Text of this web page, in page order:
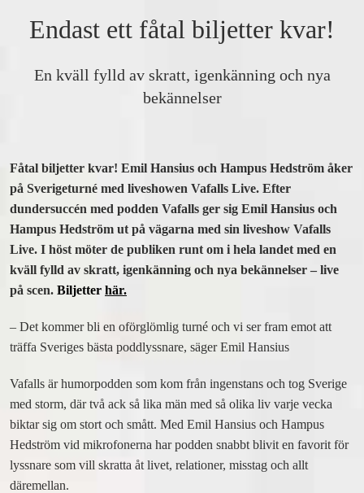
BOKA BORD
FAKTA A-Ö
RIVALBLOGGEN
VÅRA RUM OCH SVITER
BOKA RUM
FRUKOSTBUFFÉ
ROOM SERVICE
ALLT OM VÅRA RUM
PAKET OCH ERBJUDANDEN
MAT & DRYCK
FRUKOST EXTERNA GÄSTER
BOKA BORD
WATSON’S BAR
COCKTAILBAREN
Endast ett fåtal biljetter kvar!
En kväll fylld av skratt, igenkänning och nya
bekännelser
Fåtal biljetter kvar! Emil Hansius och Hampus Hedström åker
på Sverigeturné med liveshowen Vafalls Live. Efter
dundersuccén med podden Vafalls ger sig Emil Hansius och
Hampus Hedström ut på vägarna med sin liveshow Vafalls
Live. I höst möter de publiken runt om i hela landet med en
kväll fylld av skratt, igenkänning och nya bekännelser – live
på scen. Biljetter här.
– Det kommer bli en oförglömlig turné och vi ser fram emot att
träffa Sveriges bästa poddlyssnare, säger Emil Hansius
Vafalls är humorpodden som kom från ingenstans och tog Sverige
med storm, där två ack så lika män med så olika liv varje vecka
biktar sig om stort och smått. Med Emil Hansius och Hampus
Hedström vid mikrofonerna har podden snabbt blivit en favorit för
lyssnare som vill skratta åt livet, relationer, misstag och allt
däremellan.